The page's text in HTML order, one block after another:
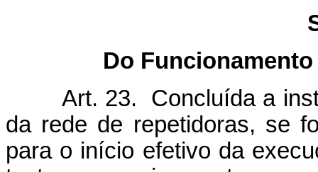
Do
Art. 23. Concluída a
da rede de repetidoras, se
para o início efetivo da